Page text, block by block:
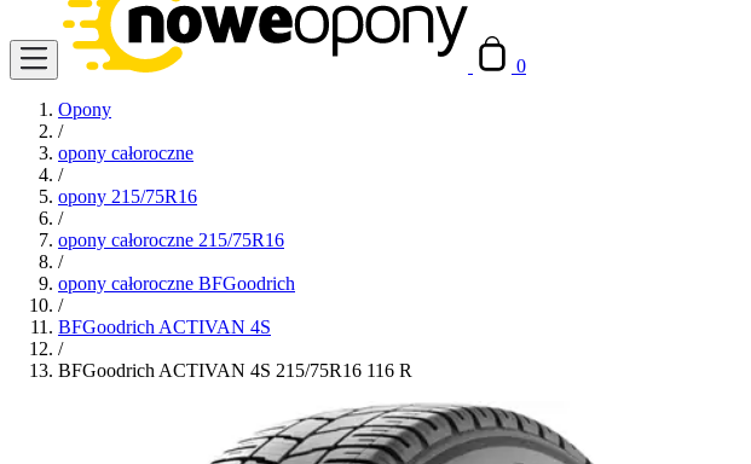
0
Opony
/
opony całoroczne
/
opony 215/75R16
/
opony całoroczne 215/75R16
/
opony całoroczne BFGoodrich
/
BFGoodrich ACTIVAN 4S
/
BFGoodrich ACTIVAN 4S 215/75R16 116 R